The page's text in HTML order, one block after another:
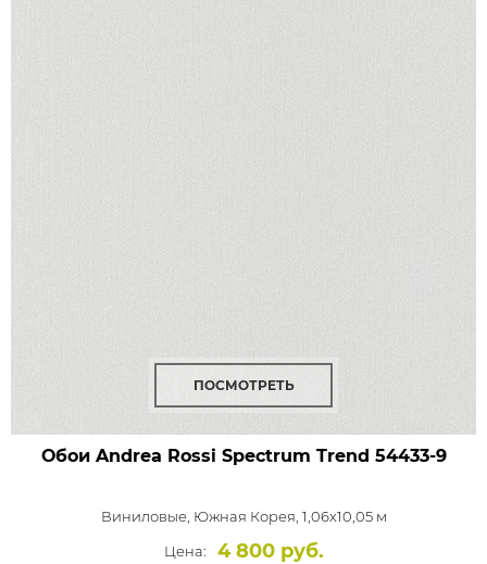
ПОСМОТРЕТЬ
Обои Andrea Rossi Spectrum Trend 54433-9
Виниловые, Южная Корея, 1,06x10,05 м
Цена:
4 800 руб.